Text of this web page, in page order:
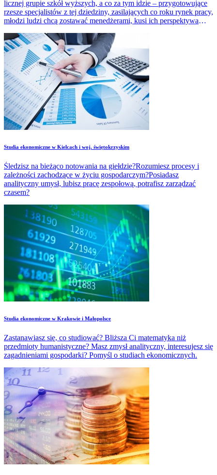
licznej grupie szkół wyższych, a co za tym idzie – przygotowujące
rzesze specjalistów z tej dziedziny, zasilających co roku rynek pracy,
młodzi ludzi chcą zostawać menedżerami, kusi ich perspektywa
Studia ekonomiczne w Kielcach i woj. świętokrzyskim
Śledzisz na bieżąco notowania na giełdzie?Rozumiesz procesy i
zależności zachodzące w życiu gospodarczym?Posiadasz
analityczny umysł, lubisz pracę zespołową, potrafisz zarządzać
czasem?
Studia ekonomiczne w Krakowie i Małopolsce
Zastanawiasz się, co studiować? Bliższa Ci matematyka niż
przedmioty humanistyczne? Masz zmysł analityczny, interesujesz się
zagadnieniami gospodarki? Pomyśl o studiach ekonomicznych.